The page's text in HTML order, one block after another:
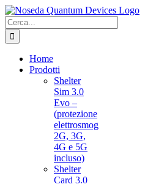
Salta
al
contenuto
Cerca
per:
Home
Prodotti
Shelter
Sim 3.0
Evo –
(protezione
elettrosmog
2G, 3G,
4G e 5G
incluso)
Shelter
Card 3.0